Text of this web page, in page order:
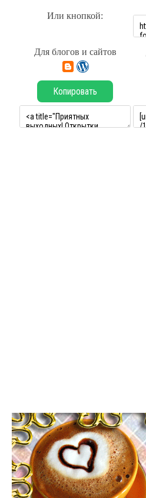
Или кнопкой:
Для блогов и сайтов
Копировать